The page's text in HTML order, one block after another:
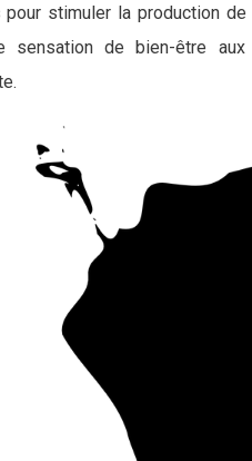
stimuler la production de
sensation de bien-être